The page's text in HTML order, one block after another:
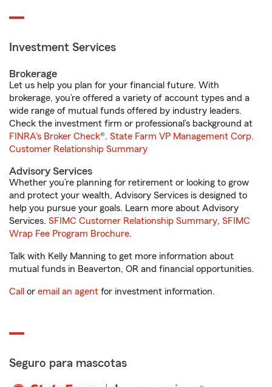
Investment Services
Brokerage
Let us help you plan for your financial future. With
brokerage, you’re offered a variety of account types and a
wide range of mutual funds offered by industry leaders.
Check the investment firm or professional’s background at
FINRA's Broker Check®. State Farm VP Management Corp.
Customer Relationship Summary
Advisory Services
Whether you’re planning for retirement or looking to grow
and protect your wealth, Advisory Services is designed to
help you pursue your goals. Learn more about Advisory
Services. SFIMC Customer Relationship Summary, SFIMC
Wrap Fee Program Brochure.
Talk with Kelly Manning to get more information about
mutual funds in Beaverton, OR and financial opportunities.
Call or email an agent for investment information.
Seguro para mascotas